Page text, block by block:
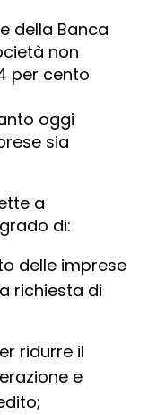
della Banca
non
per cento
oggi
sia
a
di:
delle imprese
richiesta di
ridurre il
e